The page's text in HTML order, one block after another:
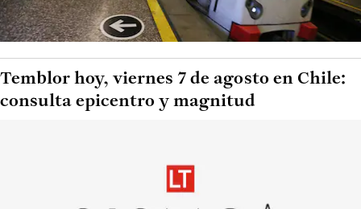
Temblor hoy, viernes 7 de agosto en Chile:
consulta epicentro y magnitud